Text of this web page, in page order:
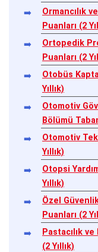
Ormancılık
Puanları (2
Ortopedik
Puanları (2
Otobüs
Yıllık)
Otomotiv
Bölümü
Otomotiv
Yıllık)
Otopsi
Yıllık)
Özel
Puanları (2
Pastacılık
(2 Yıllık)